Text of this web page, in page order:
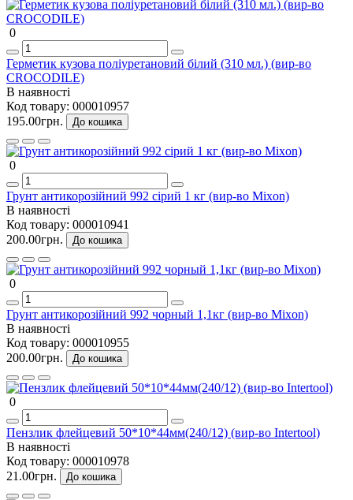
0
Герметик кузова поліуретановий білий (310 мл.) (вир-во
CROCODILE)
В наявності
Код товару: 000010957
195.00грн.
До кошика
0
Грунт антикорозійний 992 сірий 1 кг (вир-во Mixon)
В наявності
Код товару: 000010941
200.00грн.
До кошика
0
Грунт антикорозійний 992 чорный 1,1кг (вир-во Mixon)
В наявності
Код товару: 000010955
200.00грн.
До кошика
0
Пензлик флейцевий 50*10*44мм(240/12) (вир-во Intertool)
В наявності
Код товару: 000010978
21.00грн.
До кошика